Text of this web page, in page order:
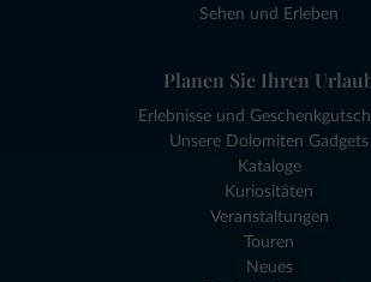
Sehen und Erleben
Planen Sie Ihren
Erlebnisse und
Unsere Dolomiten Gadgets
Kataloge
Kuriositäten
Veranstaltungen
Touren
Neues